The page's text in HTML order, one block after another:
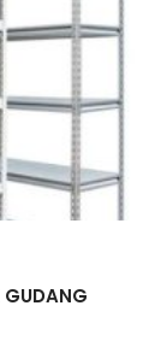
GUDANG